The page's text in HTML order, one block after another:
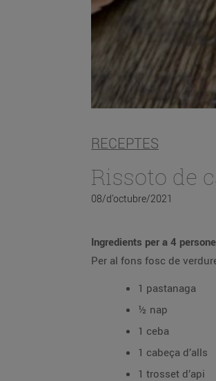
RECEPTES
Rissoto de
08/d’octubre/2021
Ingredients per a 4
Per al fons fosc de
1 pastanaga
½ nap
1 ceba
1 cabeça d’alls
1 trosset d’api